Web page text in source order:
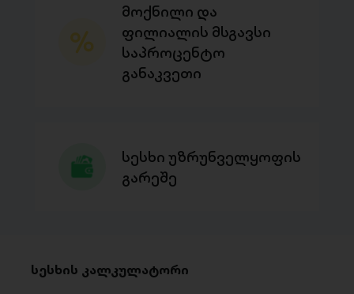
მოქნილი და
ფილიალის მსგავსი
საპროცენტო
განაკვეთი
სესხი უზრუნველყოფის
გარეშე
სესხის კალკულატორი